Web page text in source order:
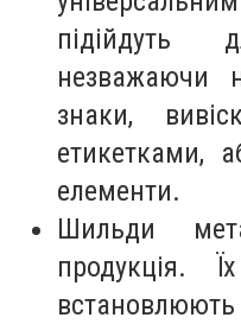
підійдуть
незважаючи
знаки,
етикетками,
елементи.
Шильди
продукція.